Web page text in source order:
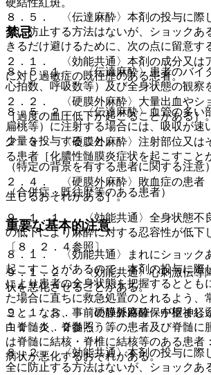
８．５． 〈伝達麻酔〉本剤の投与に際
全に防止する方法はないが、ショックあ
きるだけ避けるために、次の点に留意す
８．５．１． 〈伝達麻酔〉患者のバイ
心拍数、呼吸数等）及び全身状態の観察
８．５．２． 〈伝達麻酔〉血管の多い
扁桃等）に注射する場合には、吸収が速
少量を投与すること。
（特定の背景を有する患者に関する注意）
（合併症・既往歴等のある患者）
９．１．１． 〈効能共通〉全身状態不
の低下により麻酔に対する忍容性が低下
〔８．２．４参照〕。
９．１．２． 〈効能共通〉心刺激伝導
状を悪化させることがある。
９．１．３． 〈硬膜外麻酔〉中枢神経
白脊髄炎、脊髄ろう等の患者及び脊髄に
は脊髄に結核・脊椎に結核等のある患者
病状が悪化するおそれがある。
硬結性紅斑。
禁忌
２．１． 〈効能共通〉本剤の成分又は
に対し過敏症の既往歴のある患者。
２．２． 〈硬膜外麻酔〉大量出血やシ
［過度の血圧低下が起こることがある］
２．３． 〈硬膜外麻酔〉注射部位又は
る患者［化膿性髄膜炎症状を起こすこと
２．４． 〈硬膜外麻酔〉敗血症の患者
生じるおそれがある］。
重要な基本的注意
８．１． 〈効能共通〉まれにショック
起こすことがあるので、本剤の投与に際
により患者の全身状態を把握するととも
た場合に直ちに救急処置のとれるよう、
こと。なお、事前の静脈路確保が望まし
１１．１．２参照〕。
８．２． 〈効能共通〉本剤の投与に際
全に防止する方法はないが、ショックあ